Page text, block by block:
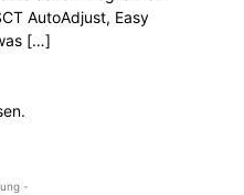
AutoAdjust, Easy
[…]
-